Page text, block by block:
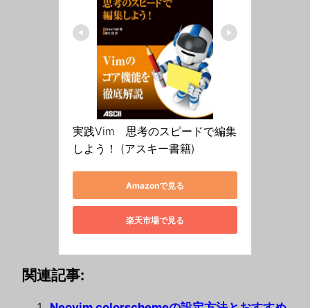
実践Vim　思考のスピードで編集
しよう！ (アスキー書籍)
Amazonで見る
楽天市場で見る
関連記事: